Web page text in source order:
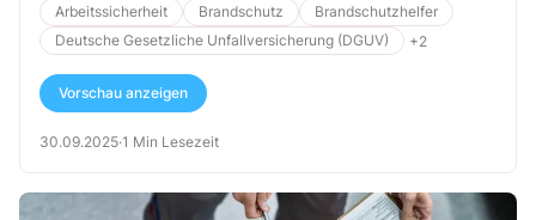
Arbeitssicherheit
Brandschutz
Brandschutzhelfer
Deutsche Gesetzliche Unfallversicherung (DGUV)
+2
Vorschau anzeigen
30.09.2025·1 Min Lesezeit